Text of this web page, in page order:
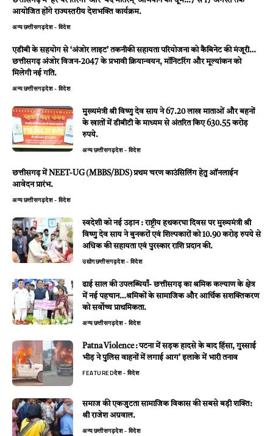
आयोजित होंगे राज्यस्तरीय देशभक्ति कार्यक्रम.
अन्यछत्तीसगढ़देश - विदेश
एडीबी के सहयोग से ‘अंजोर लाइट’ तकनीकी सहायता परियोजना को कैबिनेट की मंजूरी…
छत्तीसगढ़ अंजोर विजन-2047 के प्रभावी क्रियान्वयन, मॉनिटरिंग और मूल्यांकन को
मिलेगी नई गति.
अन्यछत्तीसगढ़देश - विदेश
मुख्यमंत्री श्री विष्णु देव साय ने 67.20 लाख माताओं और बहनों
के खातों में डीबीटी के माध्यम से अंतरित किए 630.55 करोड़
रुपये.
अन्यछत्तीसगढ़देश - विदेश
छत्तीसगढ़ में NEET-UG (MBBS/BDS) प्रथम चरण काउंसिलिंग हेतु ऑनलाईन
आवेदन प्रारंभ.
अन्यछत्तीसगढ़देश - विदेश
स्वदेशी को नई उड़ान : राष्ट्रीय हथकरघा दिवस पर मुख्यमंत्री श्री
विष्णु देव साय ने बुनकरों एवं शिल्पकारों को 10.90 करोड़ रुपये से
अधिक की सहायता एवं पुरस्कार राशि प्रदान की.
उद्योगछत्तीसगढ़देश - विदेश
ढाई साल की उपलब्धियाँ- छत्तीसगढ़ का श्रमिक कल्याण के क्षेत्र
में नई पहचान…श्रमिकों के सामाजिक और आर्थिक सशक्तिकरण
को सर्वाेच्च प्राथमिकता.
अन्यछत्तीसगढ़देश - विदेश
Patna Violence : पटना में सड़क हादसे के बाद हिंसा, गुस्साई
भीड़ ने पुलिस वाहनों में लगाई आग’ इलाके में भारी तनाव
FEATUREDदेश - विदेश
समाज की एकजुटता सामाजिक विकास की सबसे बड़ी शक्ति:
श्री राजेश अग्रवाल.
अन्यछत्तीसगढ़देश - विदेश